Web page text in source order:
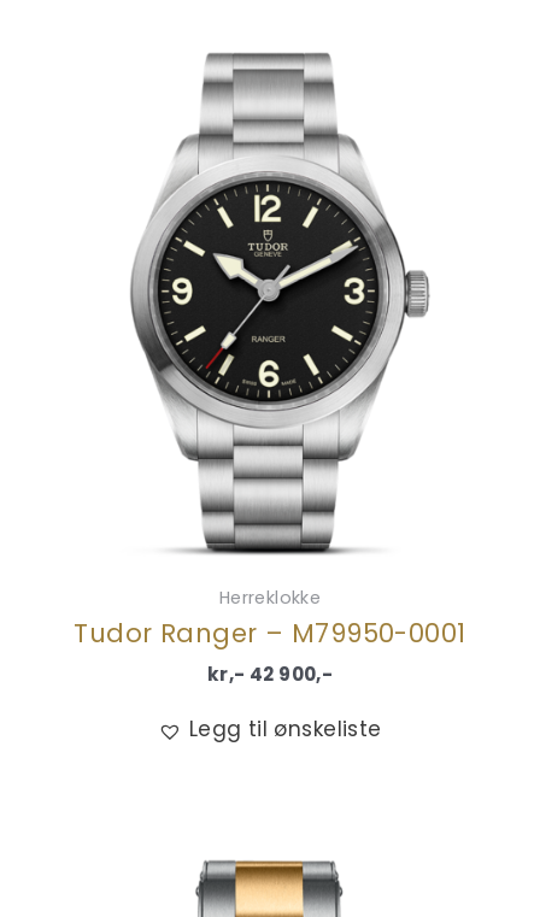
Herreklokke
Tudor Ranger – M79950-0001
kr,- 42 900,-
Legg til ønskeliste